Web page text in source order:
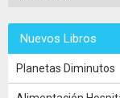
Nuevos Libros
Planetas Diminutos